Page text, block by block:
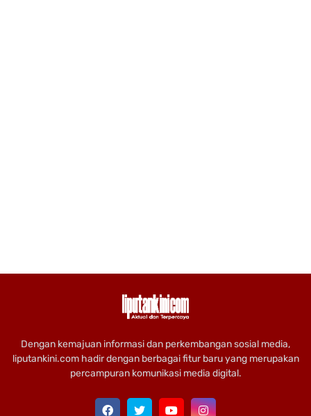
Dengan kemajuan informasi dan perkembangan sosial media,
liputankini.com hadir dengan berbagai fitur baru yang merupakan
percampuran komunikasi media digital.